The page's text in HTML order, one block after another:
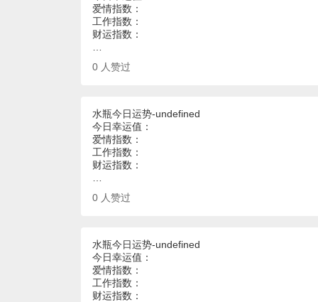
爱情指数：
工作指数：
财运指数：
0 人赞过
水瓶今日运势-undefined
今日幸运值：
爱情指数：
工作指数：
财运指数：
0 人赞过
水瓶今日运势-undefined
今日幸运值：
爱情指数：
工作指数：
财运指数：